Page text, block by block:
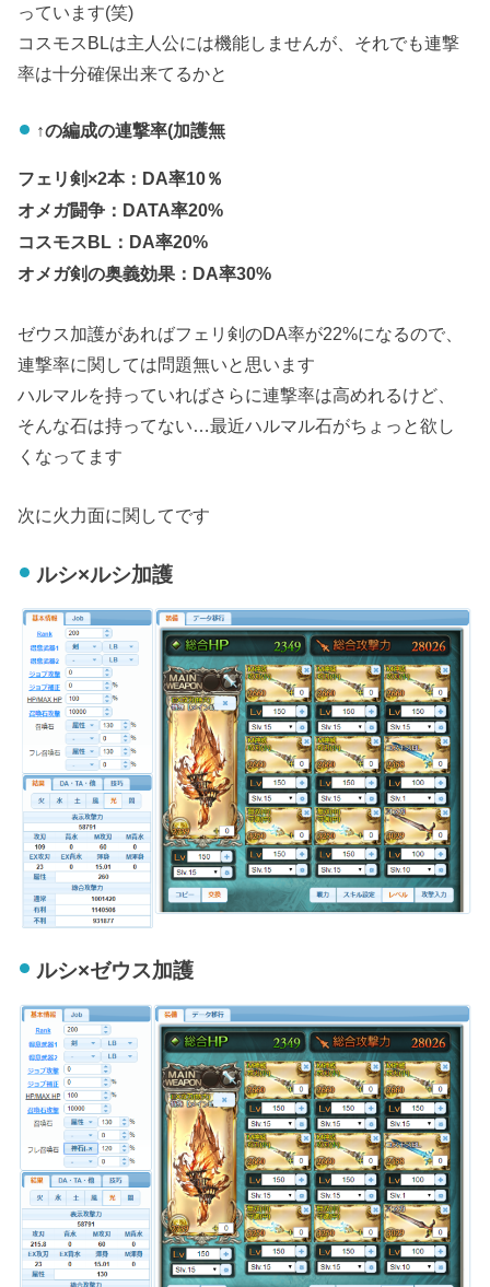
っています(笑)
コスモスBLは主人公には機能しませんが、それでも連撃
率は十分確保出来てるかと
↑の編成の連撃率(加護無
フェリ剣×2本：DA率10％
オメガ闘争：DATA率20%
コスモスBL：DA率20%
オメガ剣の奥義効果：DA率30%
ゼウス加護があればフェリ剣のDA率が22%になるので、
連撃率に関しては問題無いと思います
ハルマルを持っていればさらに連撃率は高めれるけど、
そんな石は持ってない…最近ハルマル石がちょっと欲し
くなってます
次に火力面に関してです
ルシ×ルシ加護
ルシ×ゼウス加護